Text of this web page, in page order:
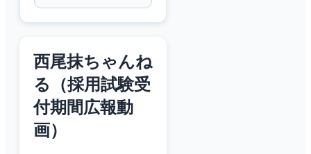
西尾抹ちゃんね
る（採用試験受
付期間広報動
画）